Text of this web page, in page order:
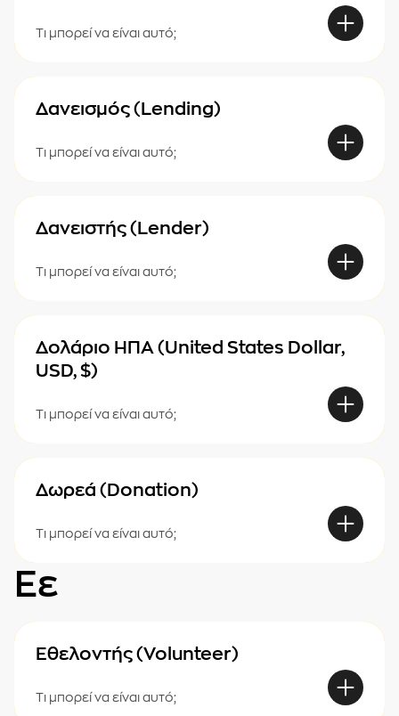
Τι μπορεί να είναι αυτό;
Δανεισμός (Lending)
Τι μπορεί να είναι αυτό;
Δανειστής (Lender)
Τι μπορεί να είναι αυτό;
Δολάριο ΗΠΑ (United States Dollar,
USD, $)
Τι μπορεί να είναι αυτό;
Δωρεά (Donation)
Τι μπορεί να είναι αυτό;
Εε
Εθελοντής (Volunteer)
Τι μπορεί να είναι αυτό;